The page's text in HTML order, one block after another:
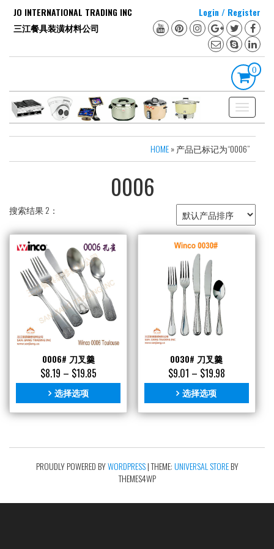
JO INTERNATIONAL TRADING INC
三江餐具装潢材料公司
Login / Register
0
Toggle
navigation
HOME» 产品已标记为“0006”
0006
搜索结果 2：
0006# 刀叉羹
$8.19 – $19.85
选择选项
0030# 刀叉羹
$9.01 – $19.98
选择选项
PROUDLY POWERED BYWORDPRESS |THEME:UNIVERSAL STOREBY
THEMES4WP